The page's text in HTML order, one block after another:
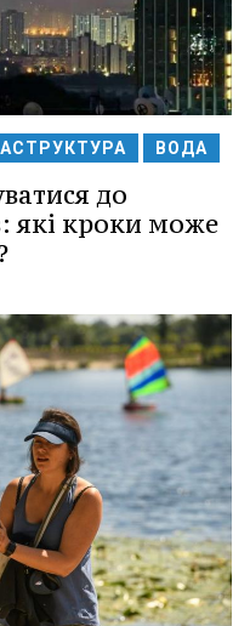
ВОДА
до
які кроки може